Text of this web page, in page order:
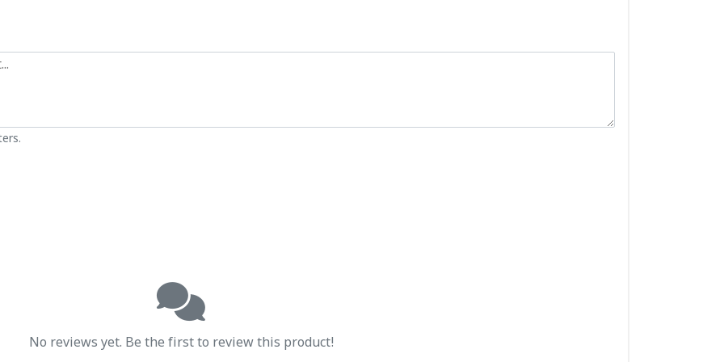
No reviews yet. Be the first to review this product!